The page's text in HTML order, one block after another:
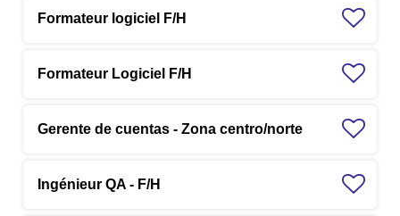
Formateur logiciel F/H
Formateur Logiciel F/H
Gerente de cuentas - Zona centro/norte
Ingénieur QA - F/H